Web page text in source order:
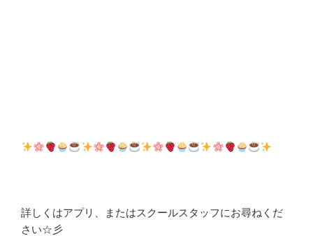
詳しくはアプリ、またはスクールスタッフにお尋ねくだ
さい☆彡